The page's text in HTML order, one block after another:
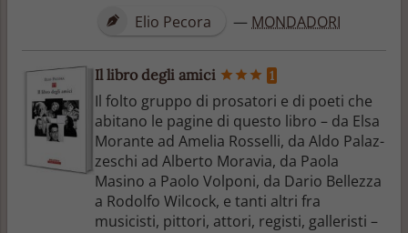
Elio Pecora
— MONDADORI
Il libro degli amici 1
Il folto gruppo di prosatori e di poeti che
abitano le pagine di questo libro – da Elsa
Morante ad Amelia Rosselli, da Aldo Palaz-
zeschi ad Alberto Moravia, da Paola
Masino a Paolo Volponi, da Dario Bellezza
a Rodolfo Wilcock, e tanti altri fra
musicisti, pittori, attori, registi, galleristi –